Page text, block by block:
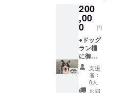
特典の
うち、
いずれ
かひと
つが選
べま
す。
【追加
特典
①（商
品券
年間と
なりま
す ・社
名やロ
ゴ以外
の仕
様・デ
ザイン
はマメ
ノキ側
で決定
うな方
におす
すめ ・
マメノ
キの取
り組み
を応援
してい
ただけ
る企業
さま ・
200
,00
0 円
●ドッグ
ラン柵
に御社
名、商
品・
サービ
ス名を
支援
者：
0人
お届